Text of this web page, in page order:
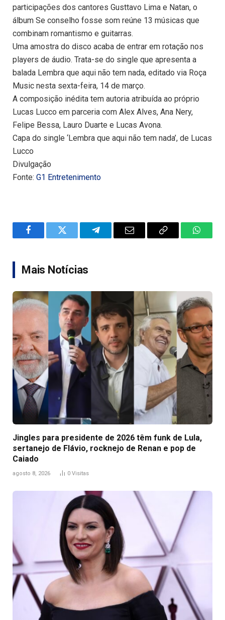
participações dos cantores Gusttavo Lima e Natan, o
álbum Se conselho fosse som reúne 13 músicas que
combinam romantismo e guitarras.
Uma amostra do disco acaba de entrar em rotação nos
players de áudio. Trata-se do single que apresenta a
balada Lembra que aqui não tem nada, editado via Roça
Music nesta sexta-feira, 14 de março.
A composição inédita tem autoria atribuída ao próprio
Lucas Lucco em parceria com Alex Alves, Ana Nery,
Felipe Bessa, Lauro Duarte e Lucas Avona.
Capa do single ‘Lembra que aqui não tem nada’, de Lucas
Lucco
Divulgação
Fonte: G1 Entretenimento
FacebookTwitter TelegramEmail
Copy
Mais Notícias
Jingles para presidente de 2026 têm funk de Lula,
sertanejo de Flávio, rocknejo de Renan e pop de
Caiado
agosto 8, 2026 0 Visitas